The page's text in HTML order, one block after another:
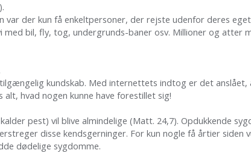
var der kun få enkeltpersoner, der rejste udenfor deres
bil, fly, tog, undergrunds-baner osv. Millioner og atter
kundskab. Med internettets indtog er det
hvad nogen kunne have forestillet sig!
pest) vil blive almindelige (Matt. 24,7). Opdukkende
disse kendsgerninger. For kun nogle få årtier
dødelige sygdomme.